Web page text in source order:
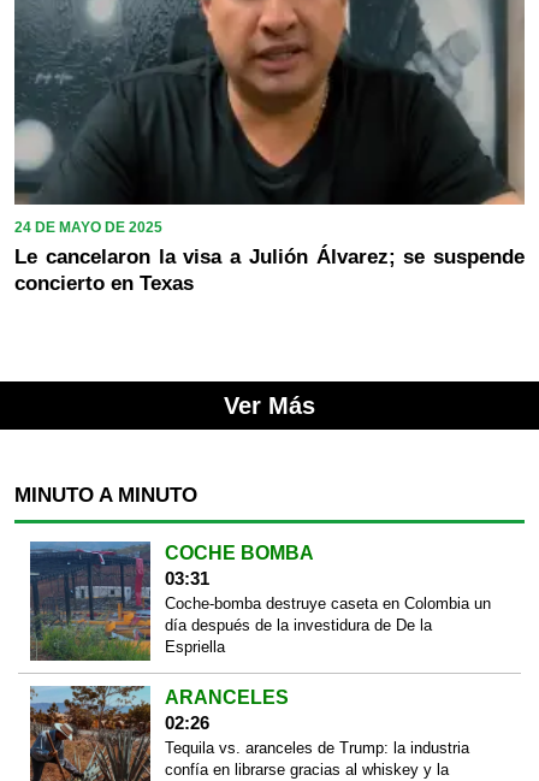
24 DE MAYO DE 2025
Le cancelaron la visa a Julión Álvarez; se suspende
concierto en Texas
Ver Más
MINUTO A MINUTO
COCHE BOMBA
03:31
Coche-bomba destruye caseta en Colombia un
día después de la investidura de De la
Espriella
ARANCELES
02:26
Tequila vs. aranceles de Trump: la industria
confía en librarse gracias al whiskey y la